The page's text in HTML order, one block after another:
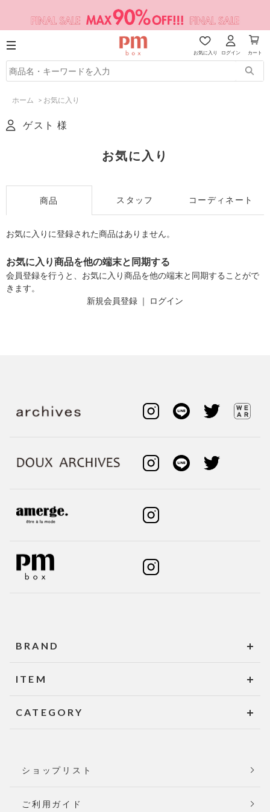
お気に入り ログイン カート
ホーム > お気に入り
ゲスト 様
お気に入り
商品 スタッフ コーディネート
お気に入りに登録された商品はありません。
お気に入り商品を他の端末と同期する
会員登録を行うと、お気に入り商品を他の端末と同期することがで
きます。
新規会員登録 ｜ ログイン
BRAND
ITEM
CATEGORY
ショップリスト
ご利用ガイド